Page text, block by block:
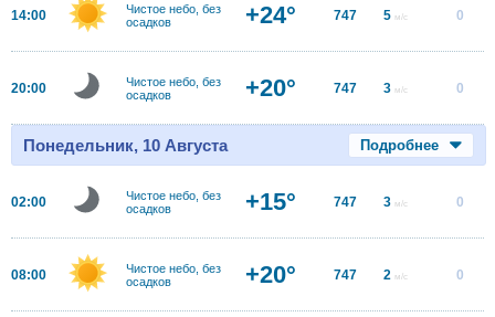
14:00
Чистое небо, без
осадков
+24° 747 5 м/с 0
20:00
Чистое небо, без
осадков
+20° 747 3 м/с 0
Понедельник, 10 Августа Подробнее
02:00
Чистое небо, без
осадков
+15° 747 3 м/с 0
08:00
Чистое небо, без
осадков
+20° 747 2 м/с 0